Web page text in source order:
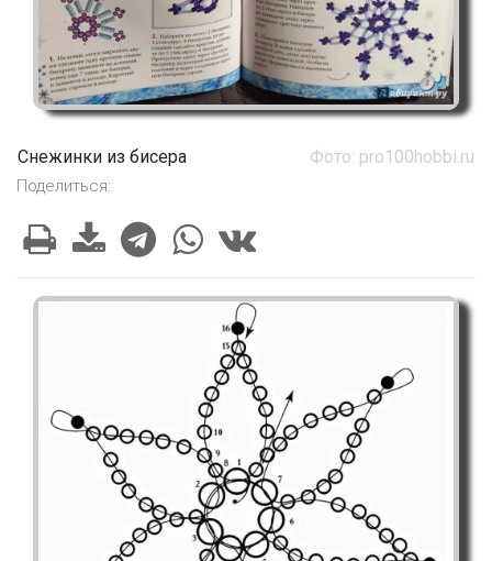
Снежинки из бисера Фото: pro100hobbi.ru
Поделиться: